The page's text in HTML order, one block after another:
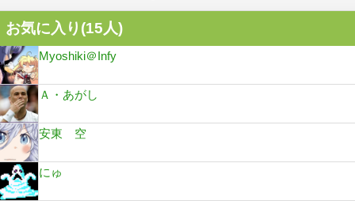
お気に入り(15人)
Myoshiki＠Infy
Ａ・あがし
安東 空
にゅ